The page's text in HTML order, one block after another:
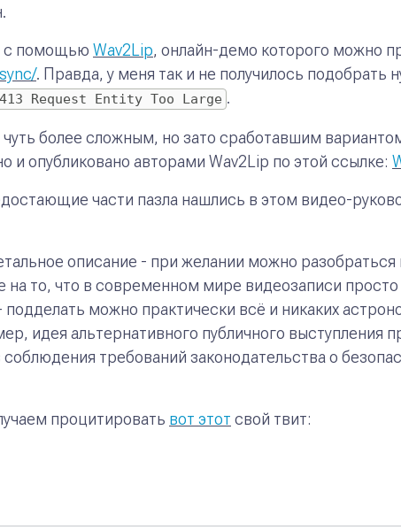
с помощью Wav2Lip, онлайн-демо которого можно
. Правда, у меня так и не получилось подобрать
413 Request Entity Too Large .
более сложным, но зато сработавшим
и опубликовано авторами Wav2Lip по этой ссылке:
части пазла нашлись в этом видео-
описание - при желании можно
то, что в современном мире видеозаписи просто
подделать можно практически всё и никаких
идея альтернативного публичного выступления
требований законодательства о
процитировать вот этот свой твит: